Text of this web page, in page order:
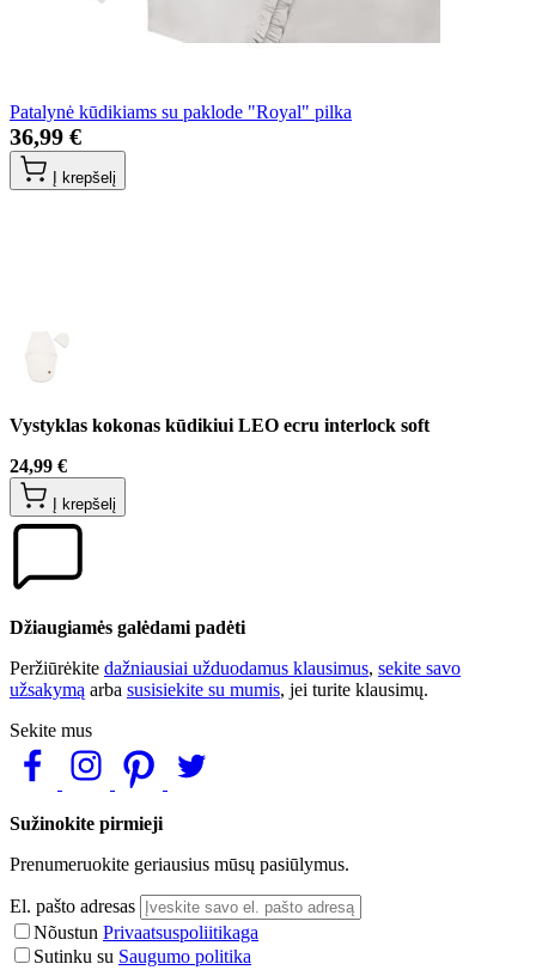
Patalynė kūdikiams su paklode "Royal" pilka
36,99 €
Į krepšelį
Vystyklas kokonas kūdikiui LEO ecru interlock soft
24,99 €
Į krepšelį
Džiaugiamės galėdami padėti
Peržiūrėkite dažniausiai užduodamus klausimus, sekite savo
užsakymą arba susisiekite su mumis, jei turite klausimų.
Sekite mus
Sužinokite pirmieji
Prenumeruokite geriausius mūsų pasiūlymus.
El. pašto adresas
Nõustun Privaatsuspoliitikaga
Sutinku su Saugumo politika